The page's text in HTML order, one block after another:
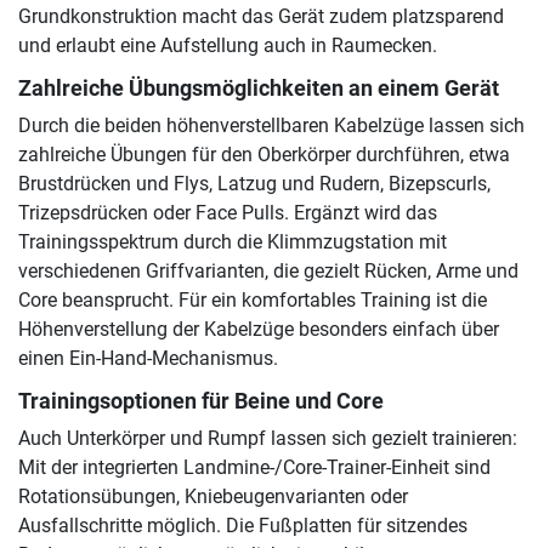
Grundkonstruktion macht das Gerät zudem platzsparend
und erlaubt eine Aufstellung auch in Raumecken.
Zahlreiche Übungsmöglichkeiten an einem Gerät
Durch die beiden höhenverstellbaren Kabelzüge lassen sich
zahlreiche Übungen für den Oberkörper durchführen, etwa
Brustdrücken und Flys, Latzug und Rudern, Bizepscurls,
Trizepsdrücken oder Face Pulls. Ergänzt wird das
Trainingsspektrum durch die Klimmzugstation mit
verschiedenen Griffvarianten, die gezielt Rücken, Arme und
Core beansprucht. Für ein komfortables Training ist die
Höhenverstellung der Kabelzüge besonders einfach über
einen Ein-Hand-Mechanismus.
Trainingsoptionen für Beine und Core
Auch Unterkörper und Rumpf lassen sich gezielt trainieren:
Mit der integrierten Landmine-/Core-Trainer-Einheit sind
Rotationsübungen, Kniebeugenvarianten oder
Ausfallschritte möglich. Die Fußplatten für sitzendes